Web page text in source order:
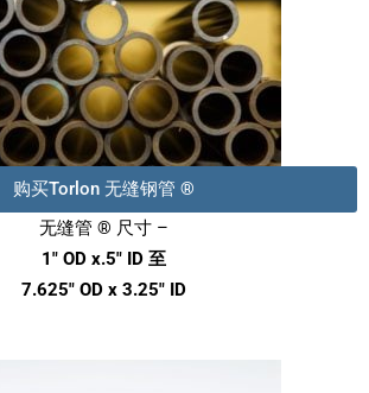
购买Torlon 无缝钢管 ®
无缝管 ® 尺寸 –
1″ OD x.5″ ID 至
7.625″ OD x 3.25″ ID